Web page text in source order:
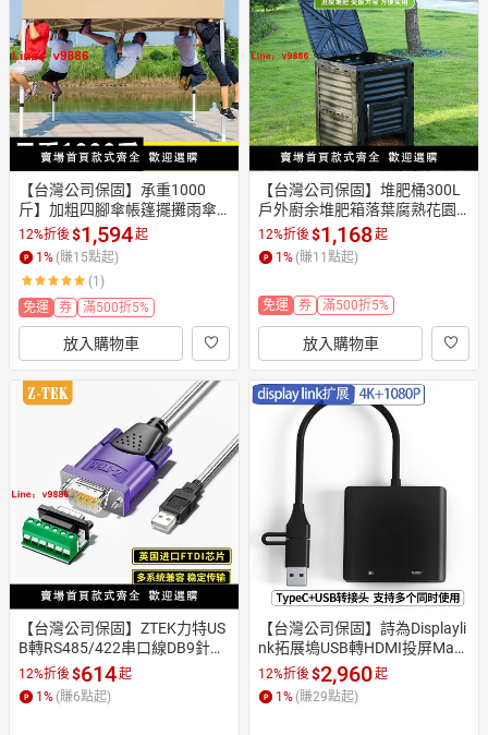
【台灣公司保固】承重1000
斤】加粗四腳傘帳篷擺攤雨傘
伸縮折疊四角四方遮陽棚雨棚
12%折後$1,594起
1 % (賺15點起)
(1)
免運
券 滿500折5%
放入購物車
【台灣公司保固】堆肥桶300L
戶外廚余堆肥箱落葉腐熟花園
庭院漚肥有機肥好氧發酵桶
12%折後$1,168起
1 % (賺11 點起)
免運 券 滿500折5%
放入購物車
【台灣公司保固】ZTEK力特US
B轉RS485/422串口線DB9針公
頭進口芯片連接電腦工業級
12%折後$614起
1% (賺6點起)
【台灣公司保固】詩為Displayli
nk拓展塢USB轉HDMI投屏Mac
筆記本擴展三屏異顯千兆
12%折後$2,960起
1% (賺29點起)